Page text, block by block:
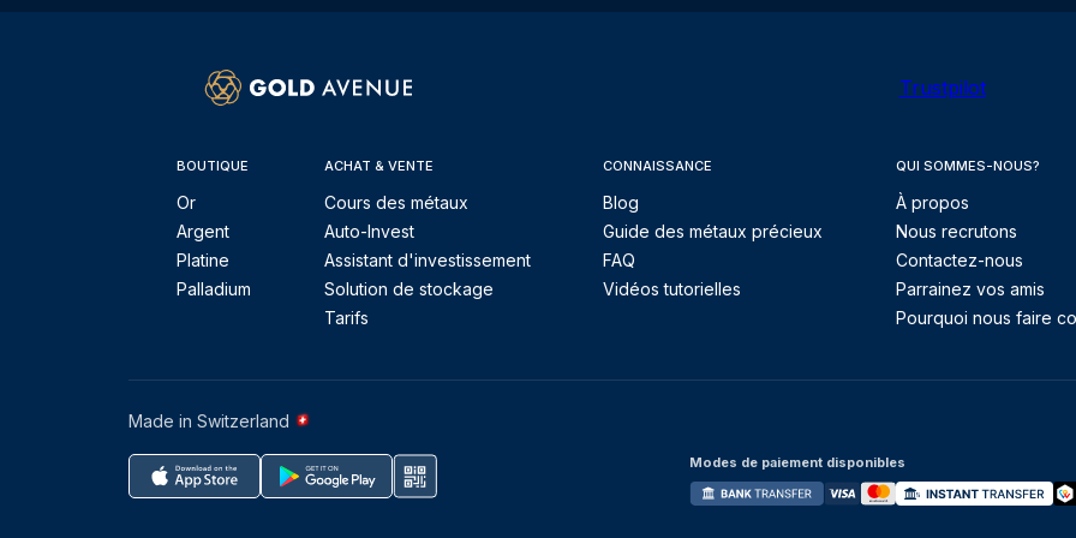
Trustpilot
BOUTIQUE
Or
Argent
Platine
Palladium
ACHAT & VENTE
Cours des métaux
Auto-Invest
Assistant d'investissement
Solution de stockage
Tarifs
CONNAISSANCE
Blog
Guide des métaux précieux
FAQ
Vidéos tutorielles
QUI SOMMES-NOUS?
À propos
Nous recrutons
Contactez-nous
Parrainez vos amis
Pourquoi nous faire
Made in Switzerland
Modes de paiement disponibles